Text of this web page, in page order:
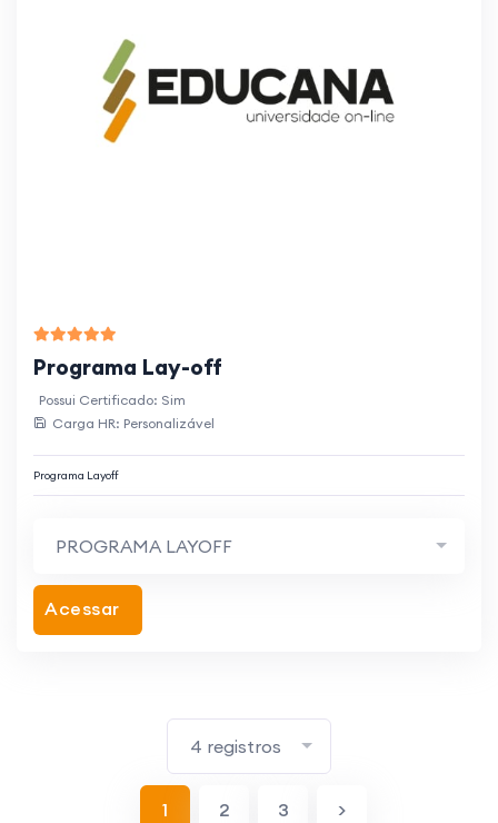
Programa Lay-off
Possui Certificado: Sim
Carga HR: Personalizável
Programa Layoff
PROGRAMA LAYOFF
Acessar
4 registros
1 2 3 >